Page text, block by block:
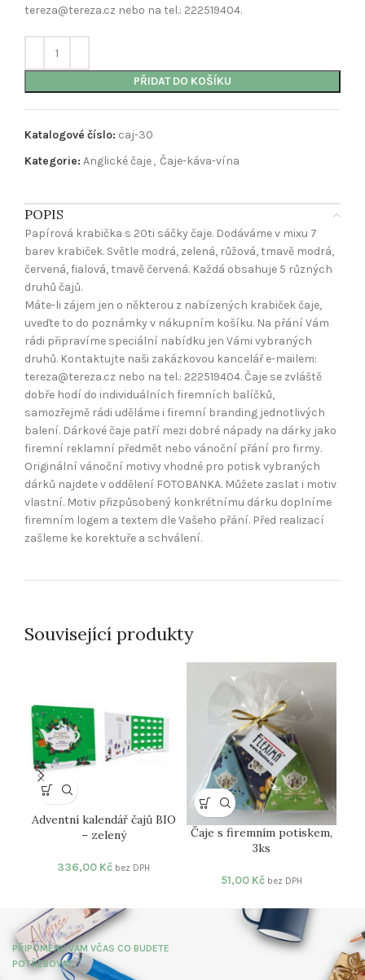
tereza@tereza.cz nebo na tel.: 222519404.
PŘIDAT DO KOŠÍKU
Katalogové číslo: caj-30
Kategorie: Anglické čaje, Čaje-káva-vína
POPIS
Papírová krabička s 20ti sáčky čaje. Dodáváme v mixu 7
barev krabiček. Světle modrá, zelená, růžová, tmavě modrá,
červená, fialová, tmavě červená. Každá obsahuje 5 různých
druhů čajů.
Máte-li zájem jen o některou z nabízených krabiček čaje,
uveďte to do poznámky v nákupním košíku. Na přání Vám
rádi připravíme speciální nabídku jen Vámi vybraných
druhů. Kontaktujte naši zakázkovou kancelář e-mailem:
tereza@tereza.cz nebo na tel.: 222519404. Čaje se zvláště
dobře hodí do individuálních firemních balíčků,
samozřejmě rádi uděláme i firemní branding jednotlivých
balení. Dárkové čaje patří mezi dobré nápady na dárky jako
firemní reklamní předmět nebo vánoční přání pro firmy.
Originální vánoční motivy vhodné pro potisk vybraných
dárků najdete v oddělení FOTOBANKA. Můžete zaslat i motiv
vlastní. Motiv přizpůsobený konkrétnímu dárku doplníme
firemním logem a textem dle Vašeho přání. Před realizací
zašleme ke korektuře a schválení.
Související produkty
Adventní kalendář čajů BIO
– zelený
336,00 Kč bez DPH
Čaje s firemním potiskem,
3ks
51,00 Kč bez DPH
PŘIPOMENE VÁM VČAS CO BUDETE
POTŘEBOVAT